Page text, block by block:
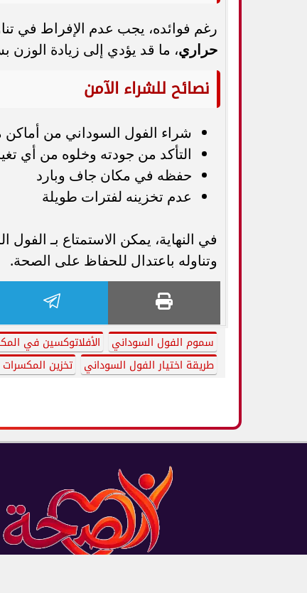
رغم فوائده، يجب عدم الإفراط في تناوله، إذ إن 125 جرامًا
حراري، ما قد يؤدي إلى زيادة الوزن
نصائح للشراء الآمن
شراء الفول السوداني من أماكن
التأكد من جودته وخلوه من أي
حفظه في مكان جاف وبارد
عدم تخزينه لفترات طويلة
في النهاية، يمكن الاستمتاع بـ
وتناوله باعتدال للحفاظ على الصحة.
سموم الفول السوداني الأفلاتوكسين في
طريقة اختيار الفول السوداني
تخزين